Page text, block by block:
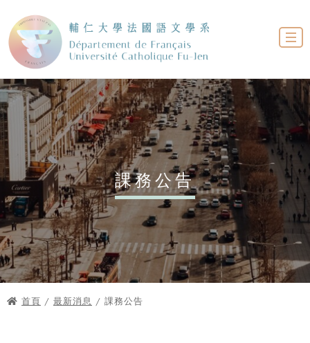
課務公告
首頁 / 最新消息 / 課務公告